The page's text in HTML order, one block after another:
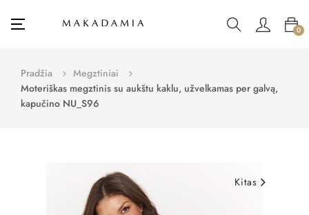
Toggle
☰ 0
Pradžia
Megztiniai
Moteriškas megztinis su aukštu kaklu, užvelkamas per galvą,
kapučino NU_S96
Kitas